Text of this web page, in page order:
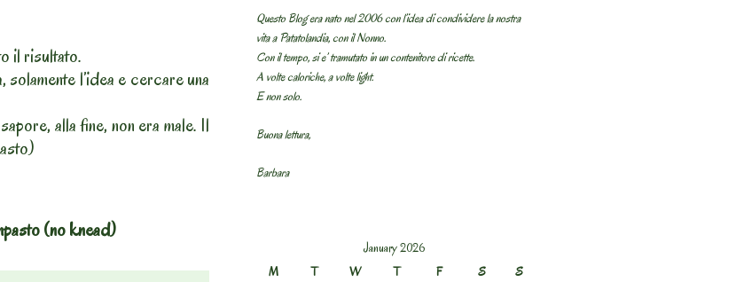
il risultato.
l’idea e cercare una
alla fine, non era male. Il
(no knead)
Questo Blog era nato nel 2006 con l’idea di condividere la nostra
vita a Patatolandia, con il Nonno.
Con il tempo, si e’ tramutato in un contenitore di ricette.
A volte caloriche, a volte light.
E non solo.
Buona lettura,
Barbara
January 2026
M
T W T F S
S